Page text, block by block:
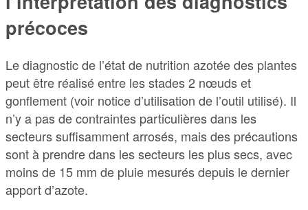
précoces
Le diagnostic de l’état de nutrition azotée des plantes
peut être réalisé entre les stades 2 nœuds et
gonflement (voir notice d’utilisation de l’outil utilisé). Il
n’y a pas de contraintes particulières dans les
secteurs suffisamment arrosés, mais des précautions
sont à prendre dans les secteurs les plus secs, avec
moins de 15 mm de pluie mesurés depuis le dernier
apport d’azote.